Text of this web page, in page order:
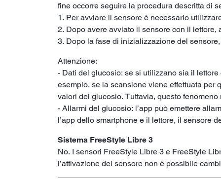
fine occorre seguire la procedura descritta di
1. Per avviare il sensore è necessario
2. Dopo avere avviato il sensore con il lettore,
3. Dopo la fase di inizializzazione del
Attenzione:
- Dati del glucosio: se si utilizzano sia il
esempio, se la scansione viene effettuata per
valori del glucosio. Tuttavia, questo
- Allarmi del glucosio: l’app può emettere
l’app dello smartphone e il lettore, il sensore
Sistema FreeStyle Libre 3
No. I sensori FreeStyle Libre 3 e FreeStyle
l’attivazione del sensore non è possibile